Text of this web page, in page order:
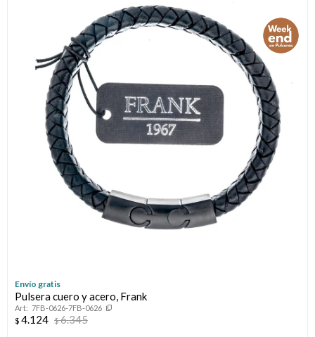
Envío gratis
Pulsera cuero y acero, Frank
7FB-0626-7FB-0626
$ 4.124 $6.345